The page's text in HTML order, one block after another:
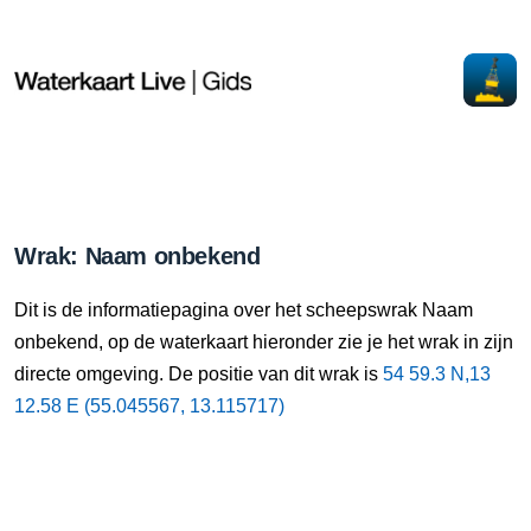
Wrak: Naam onbekend
Dit is de informatiepagina over het scheepswrak Naam
onbekend, op de waterkaart hieronder zie je het wrak in zijn
directe omgeving. De positie van dit wrak is 54 59.3 N,13
12.58 E (55.045567, 13.115717)